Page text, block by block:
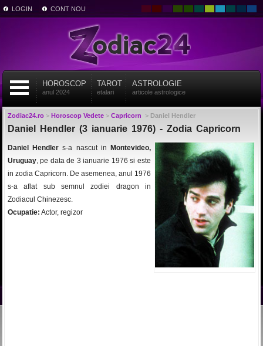
LOGIN CONT NOU
HOROSCOP
anul 2024
TAROT
etalari
ASTROLOGIE
articole astrologice
Zodiac24.ro> Horoscop Vedete> Capricorn > Daniel Hendler
Daniel Hendler (3 ianuarie 1976) - Zodia Capricorn
Daniel Hendler s-a nascut in
Montevideo,
Uruguay, pe data de 3 ianuarie 1976 si este
in zodia Capricorn. De asemenea, anul 1976
s-a aflat sub semnul zodiei dragon in
Zodiacul Chinezesc.
Ocupatie: Actor, regizor